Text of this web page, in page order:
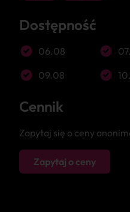
Dostępność
06.08
09.08
Cennik
Zapytaj się o ceny
Zapytaj o ceny